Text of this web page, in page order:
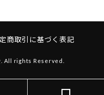
商取引に基づく表記
. All rights Reserved.